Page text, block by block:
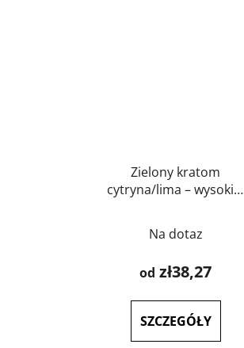
Zielony kratom
cytryna/lima – wysokiej
naturalnym
cytrusowym aromacie
Na dotaz
od zł38,27
SZCZEGÓŁY